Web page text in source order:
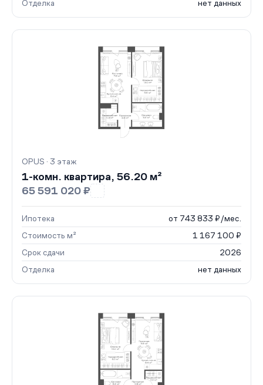
Отделка нет данных
OPUS · 3 этаж
1-комн. квартира, 56.20 м²
65 591 020 ₽
Ипотека
от 743 833 ₽/мес.
Стоимость м²
1 167 100 ₽
Срок сдачи
2026
Отделка
нет данных